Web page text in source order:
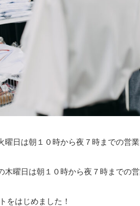
曜日は朝１０時から夜７時までの営業
木曜日は朝１０時から夜７時までの営
をはじめました！